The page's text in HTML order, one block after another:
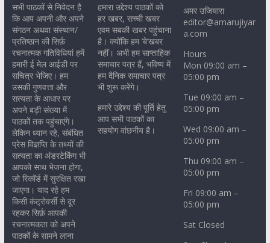
सभी पाठकों से निवेदन है
कि आप अपनी और अपने
संगठन अथवा संस्थान/
प्रतिष्ठान की सिर्फ़
रचनात्मक गतिविधियां हमें
हमारी ई मेल आईडी पर
सचित्र भेजिए। हम
उसकी गुणवत्ता और
सत्यता के आधार पर
अपने बड़ी संख्या में
पाठकों तक पहुंचाएंगे।
लेकिन ध्यान रहे, संबंधित
प्रेस विज्ञप्ति के तथ्यों की
सत्यता का अंडरटेकिंग भी
आपको साथ भेजना होगा,
जो रिकॉर्ड में सुरक्षित रखा
जाएगा। याद रहे हम
किसी कंट्रोवर्सी से दूर
रहकर सिर्फ़ आपकी
रचनात्मकता को अपने
पाठकों के सामने लाना
हमारा उद्देश्य पाठकों को
हर खबर, सच्ची खबर
एवम सबकी खबर पहुंचाना
है। क्योंकि हम ‘बे’खबर
नहीं। अभी हम साप्ताहिक
समाचार पत्र हैं, भविष्य में
हम दैनिक समाचार पत्र
भी शुरू करेंगे।
हमारे उद्देश्य की पूर्ति हेतु
आप सभी पाठकों का
सहयोग वांछनीय है।
अमर उजियारा
editor@amarujiyar
a.com
Hours
Mon 09:00 am –
05:00 pm
Tue 09:00 am –
05:00 pm
Wed 09:00 am –
05:00 pm
Thu 09:00 am –
05:00 pm
Fri 09:00 am –
05:00 pm
Sat Closed